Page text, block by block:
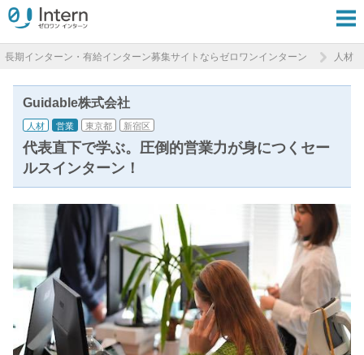
長期インターン・有給インターン募集サイトならゼロワンインターン 人材
Guidable株式会社
人材 営業 東京都 新宿区
代表直下で学ぶ。圧倒的営業力が身につくセー
ルスインターン！